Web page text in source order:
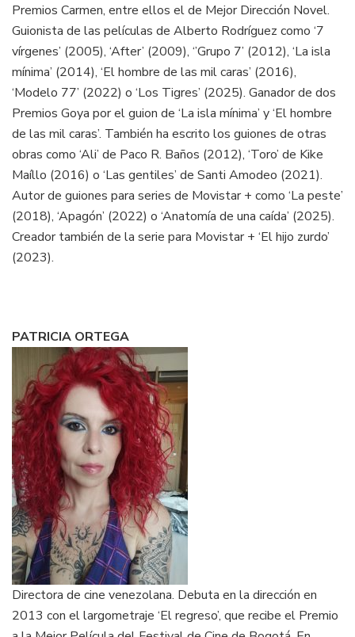
Premios Carmen, entre ellos el de Mejor Dirección Novel.
Guionista de las películas de Alberto Rodríguez como ‘7
vírgenes’ (2005), ‘After’ (2009), ‘’Grupo 7’ (2012), ‘La isla
mínima’ (2014), ‘El hombre de las mil caras’ (2016),
‘Modelo 77’ (2022) o ‘Los Tigres’ (2025). Ganador de dos
Premios Goya por el guion de ‘La isla mínima’ y ‘El hombre
de las mil caras’. También ha escrito los guiones de otras
obras como ‘Ali’ de Paco R. Baños (2012), ‘Toro’ de Kike
Maíllo (2016) o ‘Las gentiles’ de Santi Amodeo (2021).
Autor de guiones para series de Movistar + como ‘La peste’
(2018), ‘Apagón’ (2022) o ‘Anatomía de una caída’ (2025).
Creador también de la serie para Movistar + ‘El hijo zurdo’
(2023).
PATRICIA ORTEGA
Directora de cine venezolana. Debuta en la dirección en
2013 con el largometraje ‘El regreso’, que recibe el Premio